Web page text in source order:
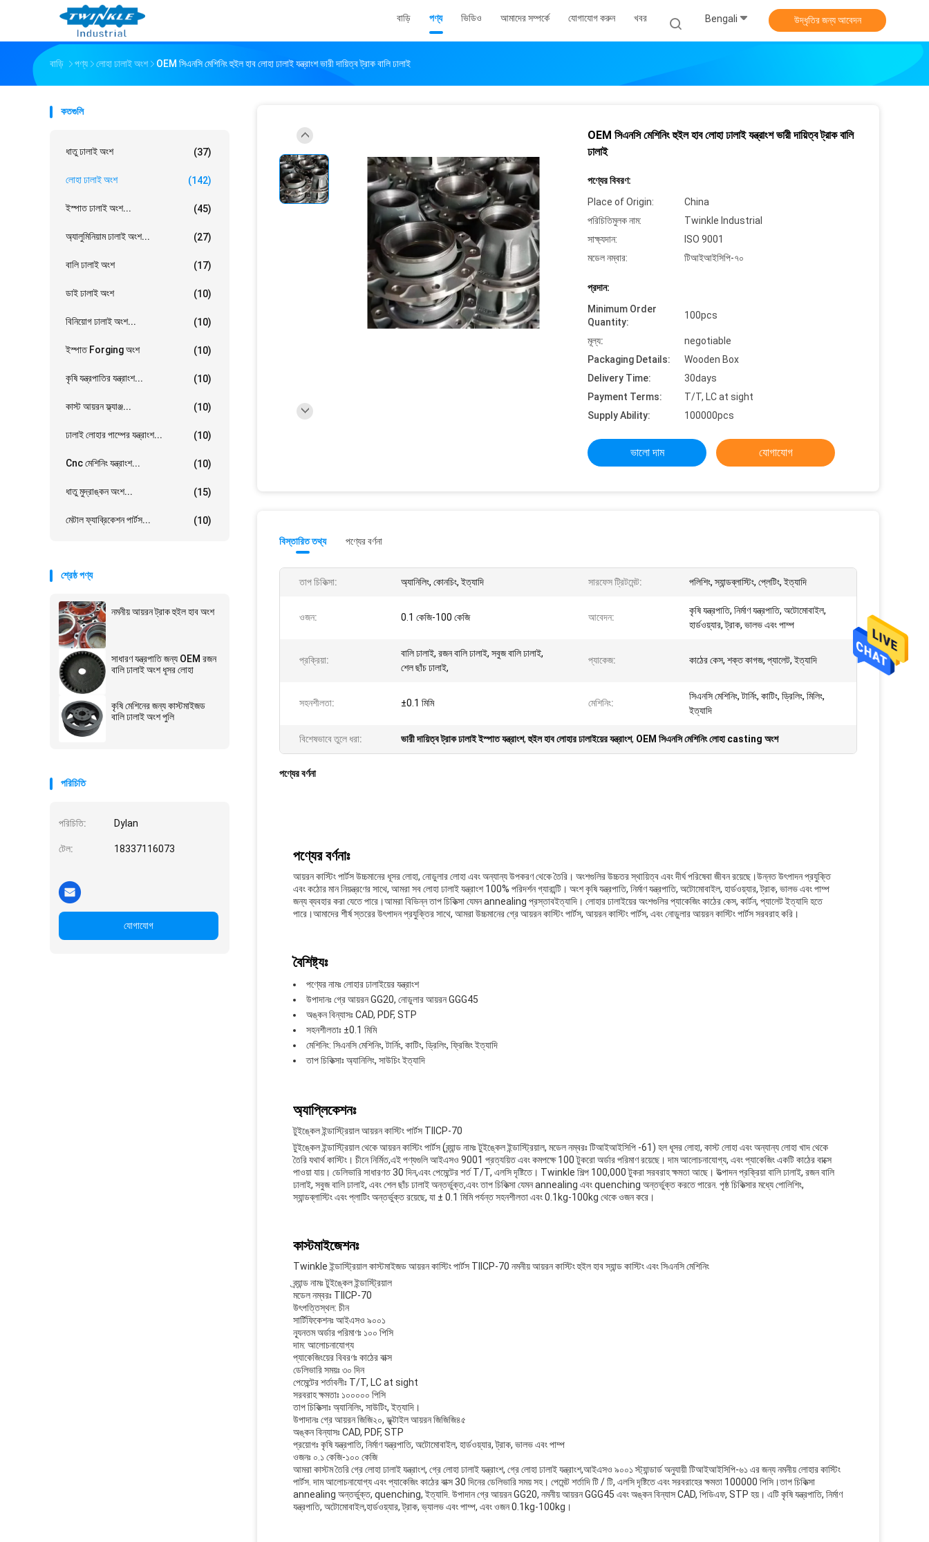
বাড়ি পণ্য ভিডিও আমাদের সম্পর্কে যোগাযোগ করুন খবর Bengali উদ্ধৃতির জন্য আবেদন
বাড়ি পণ্য লোহা ঢালাই অংশ OEM সিএনসি মেশিনিং হুইল হাব লোহা ঢালাই যন্ত্রাংশ ভারী দায়িত্ব ট্রাক বালি ঢালাই
কতগুলি
ধাতু ঢালাই অংশ (37)
লোহা ঢালাই অংশ (142)
ইস্পাত ঢালাই অংশ... (45)
অ্যালুমিনিয়াম ঢালাই অংশ... (27)
বালি ঢালাই অংশ (17)
ডাই ঢালাই অংশ (10)
বিনিয়োগ ঢালাই অংশ... (10)
ইস্পাত Forging অংশ (10)
কৃষি যন্ত্রপাতির যন্ত্রাংশ... (10)
কাস্ট আয়রন ফ্ল্যাঞ্জ... (10)
ঢালাই লোহার পাম্পের যন্ত্রাংশ... (10)
Cnc মেশিনিং যন্ত্রাংশ... (10)
ধাতু মুদ্রাঙ্কন অংশ... (15)
মেটাল ফ্যাব্রিকেশন পার্টস... (10)
শ্রেষ্ঠ পণ্য
নমনীয় আয়রন ট্রাক হুইল হাব অংশ
সাধারণ যন্ত্রপাতি জন্য OEM রজন
বালি ঢালাই অংশ ধূসর লোহা
কৃষি মেশিনের জন্য কাস্টমাইজড
বালি ঢালাই অংশ পুলি
পরিচিতি
পরিচিতি: Dylan
টেল: 18337116073
যোগাযোগ
OEM সিএনসি মেশিনিং হুইল হাব লোহা ঢালাই যন্ত্রাংশ ভারী দায়িত্ব ট্রাক বালি
ঢালাই
পণ্যের বিবরণ:
Place of Origin:
China
পরিচিতিমুলক নাম:
Twinkle Industrial
সাক্ষ্যদান:
ISO 9001
মডেল নম্বার:
টিআইআইসিপি-৭০
প্রদান:
Minimum Order
Quantity:
100pcs
মূল্য:
negotiable
Packaging Details:
Wooden Box
Delivery Time:
30days
Payment Terms:
T/T, LC at sight
Supply Ability:
100000pcs
ভালো দাম যোগাযোগ
বিস্তারিত তথ্য পণ্যের বর্ণনা
তাপ চিকিত্সা: অ্যানিলিং, কোনচিং, ইত্যাদি সারফেস ট্রিটমেন্ট: পলিশিং, স্যান্ডব্লাস্টিং, প্লেটিং, ইত্যাদি
ওজন: 0.1 কেজি-100 কেজি আবেদন:
কৃষি যন্ত্রপাতি, নির্মাণ যন্ত্রপাতি, অটোমোবাইল,
হার্ডওয়্যার, ট্রাক, ভালভ এবং পাম্প
প্রক্রিয়া:
বালি ঢালাই, রজন বালি ঢালাই, সবুজ বালি ঢালাই,
শেল ছাঁচ ঢালাই,
প্যাকেজ: কাঠের কেস, শক্ত কাগজ, প্যালেট, ইত্যাদি
সহনশীলতা: ±0.1 মিমি মেশিনিং:
সিএনসি মেশিনিং, টার্নিং, কাটিং, ড্রিলিং, মিলিং,
ইত্যাদি
বিশেষভাবে তুলে ধরা: ভারী দায়িত্ব ট্রাক ঢালাই ইস্পাত যন্ত্রাংশ,হুইল হাব লোহার ঢালাইয়ের যন্ত্রাংশ, OEM সিএনসি মেশিনিং লোহা casting অংশ
পণ্যের বর্ণনা
পণ্যের বর্ণনাঃ
আয়রন কাস্টিং পার্টস উচ্চমানের ধূসর লোহা, নোডুলার লোহা এবং অন্যান্য উপকরণ থেকে তৈরি। অংশগুলির উচ্চতর স্থায়িত্ব এবং দীর্ঘ পরিষেবা জীবন রয়েছে।উন্নত উৎপাদন প্রযুক্তি
এবং কঠোর মান নিয়ন্ত্রণের সাথে, আমরা সব লোহা ঢালাই যন্ত্রাংশ 100% পরিদর্শন গ্যারান্টি। অংশ কৃষি যন্ত্রপাতি, নির্মাণ যন্ত্রপাতি, অটোমোবাইল, হার্ডওয়্যার, ট্রাক, ভালভ এবং পাম্প
জন্য ব্যবহার করা যেতে পারে।আমরা বিভিন্ন তাপ চিকিত্সা যেমন annealing প্রস্তাবইত্যাদি। লোহার ঢালাইয়ের অংশগুলির প্যাকেজিং কাঠের কেস, কার্টন, প্যালেট ইত্যাদি হতে
পারে।আমাদের শীর্ষ স্তরের উৎপাদন প্রযুক্তির সাথে, আমরা উচ্চমানের গ্রে আয়রন কাস্টিং পার্টস, আয়রন কাস্টিং পার্টস, এবং নোডুলার আয়রন কাস্টিং পার্টস সরবরাহ করি।
বৈশিষ্ট্যঃ
পণ্যের নামঃ লোহার ঢালাইয়ের যন্ত্রাংশ
উপাদানঃ গ্রে আয়রন GG20, নোডুলার আয়রন GGG45
অঙ্কন বিন্যাসঃ CAD, PDF, STP
সহনশীলতাঃ ±0.1 মিমি
মেশিনিং: সিএনসি মেশিনিং, টার্নিং, কাটিং, ড্রিলিং, ফ্রিজিং ইত্যাদি
তাপ চিকিত্সাঃ অ্যানিলিং, সাউচিং ইত্যাদি
অ্যাপ্লিকেশনঃ
টুইঙ্কেল ইন্ডাস্ট্রিয়াল আয়রন কাস্টিং পার্টস TIICP-70
টুইঙ্কেল ইন্ডাস্ট্রিয়াল থেকে আয়রন কাস্টিং পার্টস (ব্র্যান্ড নামঃ টুইঙ্কেল ইন্ডাস্ট্রিয়াল, মডেল নম্বরঃ টিআইআইসিপি -61) হল ধূসর লোহা, কাস্ট লোহা এবং অন্যান্য লোহা খাদ থেকে
তৈরি যথার্থ কাস্টিং। চীনে নির্মিত,এই পণ্যগুলি আইএসও 9001 প্রত্যয়িত এবং কমপক্ষে 100 টুকরো অর্ডার পরিমাণ রয়েছে। দাম আলোচনাযোগ্য, এবং প্যাকেজিং একটি কাঠের বাক্সে
পাওয়া যায়। ডেলিভারি সাধারণত 30 দিন,এবং পেমেন্টের শর্ত T/T, এলসি দৃষ্টিতে। Twinkle শিল্প 100,000 টুকরা সরবরাহ ক্ষমতা আছে। উত্পাদন প্রক্রিয়া বালি ঢালাই, রজন বালি
ঢালাই, সবুজ বালি ঢালাই, এবং শেল ছাঁচ ঢালাই অন্তর্ভুক্ত,এবং তাপ চিকিত্সা যেমন annealing এবং quenching অন্তর্ভুক্ত করতে পারেন. পৃষ্ঠ চিকিত্সার মধ্যে পোলিশিং,
স্যান্ডব্লাস্টিং এবং প্লাটিং অন্তর্ভুক্ত রয়েছে, যা ± 0.1 মিমি পর্যন্ত সহনশীলতা এবং 0.1kg-100kg থেকে ওজন করে।
কাস্টমাইজেশনঃ
Twinkle ইন্ডাস্ট্রিয়াল কাস্টমাইজড আয়রন কাস্টিং পার্টস TIICP-70 নমনীয় আয়রন কাস্টিং হুইল হাব স্যান্ড কাস্টিং এবং সিএনসি মেশিনিং
ব্র্যান্ড নামঃ টুইঙ্কেল ইন্ডাস্ট্রিয়াল
মডেল নম্বরঃ TIICP-70
উৎপত্তিস্থল: চীন
সার্টিফিকেশনঃ আইএসও ৯০০১
ন্যূনতম অর্ডার পরিমাণঃ ১০০ পিসি
দাম: আলোচনাযোগ্য
প্যাকেজিংয়ের বিবরণঃ কাঠের বাক্স
ডেলিভারি সময়ঃ ৩০ দিন
পেমেন্টের শর্তাবলীঃ T/T, LC at sight
সরবরাহ ক্ষমতাঃ ১০০০০০ পিসি
তাপ চিকিত্সাঃ অ্যানিলিং, সাউটিং, ইত্যাদি।
উপাদানঃ গ্রে আয়রন জিজি২০, ডুক্টাইল আয়রন জিজিজি৪৫
অঙ্কন বিন্যাসঃ CAD, PDF, STP
প্রয়োগঃ কৃষি যন্ত্রপাতি, নির্মাণ যন্ত্রপাতি, অটোমোবাইল, হার্ডওয়্যার, ট্রাক, ভালভ এবং পাম্প
ওজনঃ ০.১ কেজি-১০০ কেজি
আমরা কাস্টম তৈরি গ্রে লোহা ঢালাই যন্ত্রাংশ, গ্রে লোহা ঢালাই যন্ত্রাংশ, গ্রে লোহা ঢালাই যন্ত্রাংশ,আইএসও ৯০০১ স্ট্যান্ডার্ড অনুযায়ী টিআইআইসিপি-৬১ এর জন্য নমনীয় লোহার কাস্টিং
পার্টস. দাম আলোচনাযোগ্য এবং প্যাকেজিং কাঠের বাক্স 30 দিনের ডেলিভারি সময় সহ। পেমেন্ট শর্তাদি টি / টি, এলসি দৃষ্টিতে এবং সরবরাহের ক্ষমতা 100000 পিসি।তাপ চিকিত্সা
annealing অন্তর্ভুক্ত, quenching, ইত্যাদি. উপাদান গ্রে আয়রন GG20, নমনীয় আয়রন GGG45 এবং অঙ্কন বিন্যাস CAD, পিডিএফ, STP হয়। এটি কৃষি যন্ত্রপাতি, নির্মাণ
যন্ত্রপাতি, অটোমোবাইল,হার্ডওয়্যার, ট্রাক, ভ্যালভ এবং পাম্প, এবং ওজন 0.1kg-100kg।